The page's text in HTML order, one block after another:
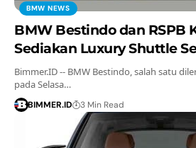
BMW NEWS
BMW Bestindo dan RSPB
Sediakan Luxury Shuttle
Bimmer.ID -- BMW Bestindo, salah satu
pada Selasa…
BIMMER.ID 3 Min Read